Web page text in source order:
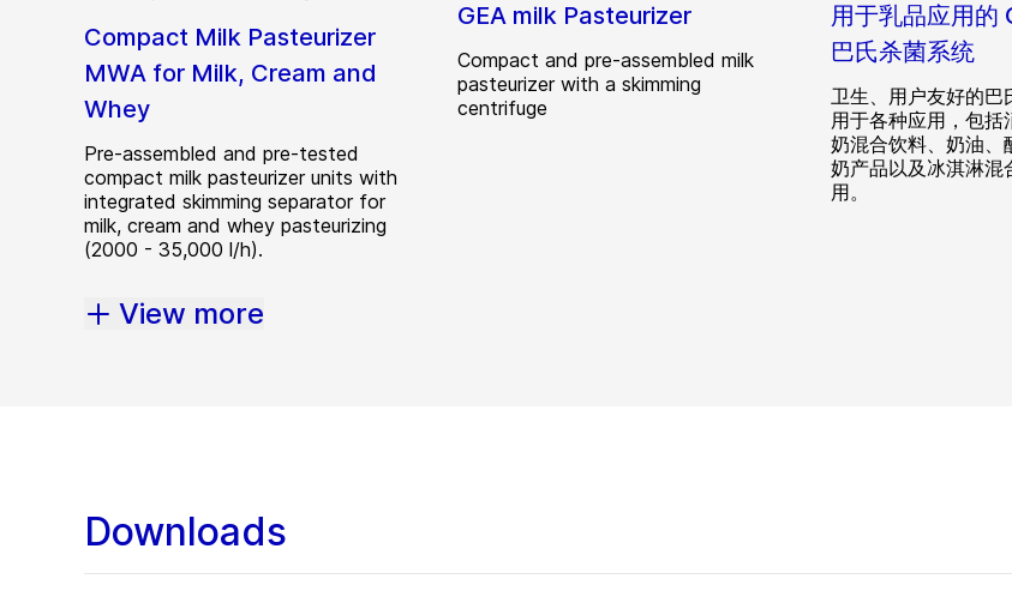
Compact Milk Pasteurizer
MWA for Milk, Cream and
Whey
Pre-assembled and pre-tested
compact milk pasteurizer units with
integrated skimming separator for
milk, cream and whey pasteurizing
(2000 - 35,000 l/h).
GEA milk Pasteurizer
Compact and pre-assembled milk
pasteurizer with a skimming
centrifuge
用于乳品应用的
巴氏杀菌系统
卫生、用户友好的巴
用于各种应用，包括
奶混合饮料、奶油、
奶产品以及冰淇淋混
用。
View more
Downloads